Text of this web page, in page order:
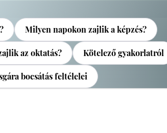
Milyen napokon zajlik a képzés?
az oktatás? Kötelező gyakorlatról
bocsátás feltélelei